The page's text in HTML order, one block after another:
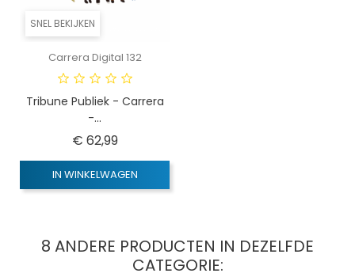
SNEL BEKIJKEN
Carrera Digital 132
Tribune Publiek - Carrera
-...
€ 62,99Prijs
IN WINKELWAGEN
8 ANDERE PRODUCTEN IN DEZELFDE
CATEGORIE: